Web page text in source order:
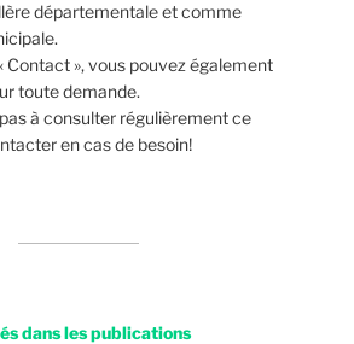
départementale et comme
Contact », vous pouvez également
toute demande.
à consulter régulièrement ce
en cas de besoin!
dans les publications